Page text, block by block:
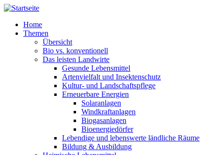
Direkt zum Inhalt
Home
Themen
Übersicht
Bio vs. konventionell
Das leisten Landwirte
Gesunde Lebensmittel
Artenvielfalt und Insektenschutz
Kultur- und Landschaftspflege
Erneuerbare Energien
Solaranlagen
Windkraftanlagen
Biogasanlagen
Bioenergiedörfer
Lebendige und lebenswerte ländliche Räume
Bildung & Ausbildung